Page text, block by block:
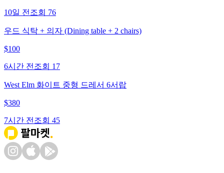
10일 전 조회 76
우드 식탁 + 의자 (Dining table + 2 chairs)
$100
6시간 전 조회 17
West Elm 화이트 중형 드레서 6서랍
$380
7시간 전 조회 45